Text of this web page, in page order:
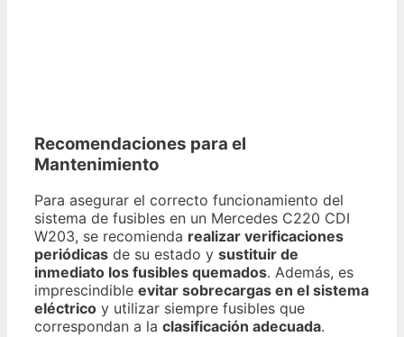
Recomendaciones para el
Mantenimiento
Para asegurar el correcto funcionamiento del
sistema de fusibles en un Mercedes C220 CDI
W203, se recomienda realizar verificaciones
periódicas de su estado y sustituir de
inmediato los fusibles quemados. Además, es
imprescindible evitar sobrecargas en el sistema
eléctrico y utilizar siempre fusibles que
correspondan a la clasificación adecuada.